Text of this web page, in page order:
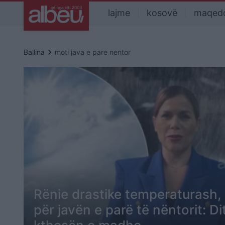
lajme kosovë
Ballina keyboard_arrow_right moti java e pare nentor
Rënie drastike
për javën e parë të nëntorit: